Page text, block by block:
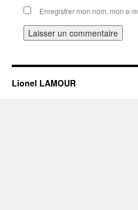
Enregistrer mon nom, mon e-
Lionel LAMOUR